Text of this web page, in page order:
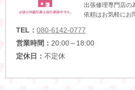
出張修理専門店の
依頼はお気軽にお
TEL： 080-6142-0777
営業時間： 20:00～18:00
定休日： 不定休